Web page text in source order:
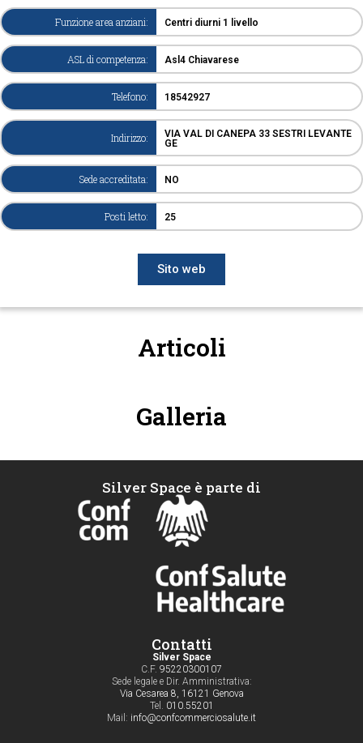
Funzione area anziani: Centri diurni 1 livello
ASL di competenza: Asl4 Chiavarese
Telefono: 18542927
Indirizzo:
VIA VAL DI CANEPA 33 SESTRI LEVANTE
GE
Sede accreditata: NO
Posti letto: 25
Sito web
Articoli
Galleria
Silver Space è parte di
Contatti
Silver Space
C.F. 95220300107
Sede legale e Dir. Amministrativa:
Via Cesarea 8, 16121 Genova
Tel.
010.55201
Mail: info@confcommerciosalute.it